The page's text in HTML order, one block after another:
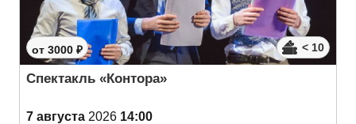
от 3000 ₽ < 10
Спектакль «Контора»
7 августа 2026 14:00